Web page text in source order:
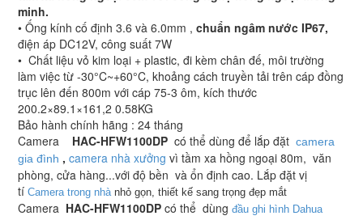
minh.
• Ống kính cố định 3.6 và 6.0mm ,chuẩn ngâm nước IP67,
điện áp DC12V, công suất 7W
• Chất liệu vỏ kim loại + plastic, đi kèm chân đế, môi trường
làm việc từ -30°C~+60°C, khoảng cách truyền tải trên cáp đồng
trục lên đến 800m với cáp 75-3 ôm, kích thước
200.2×89.1×161,2 0.58KG
Bảo hành chính hãng : 24 tháng
Camera
HAC-HFW1100DPcó thể dùng để lắp đặt camera
gia đình ,camera nhà xưởng vì tầm xa hồng ngoại 80m, văn
phòng, cửa hàng...với độ bền và ổn định cao. Lắp đặt vị
tíCamera trong nhànhỏ gọn, thiết kế sang trọng đẹp mắt
Camera HAC-HFW1100DP có thể dùngđầu ghi hình Dahua